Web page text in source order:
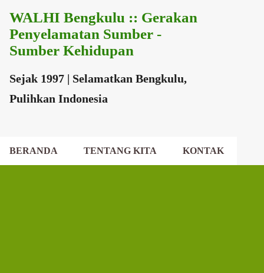
Langsung ke konten utama
WALHI Bengkulu :: Gerakan
Penyelamatan Sumber -
Sumber Kehidupan
Sejak 1997 | Selamatkan Bengkulu,
Pulihkan Indonesia
BERANDA TENTANG KITA KONTAK